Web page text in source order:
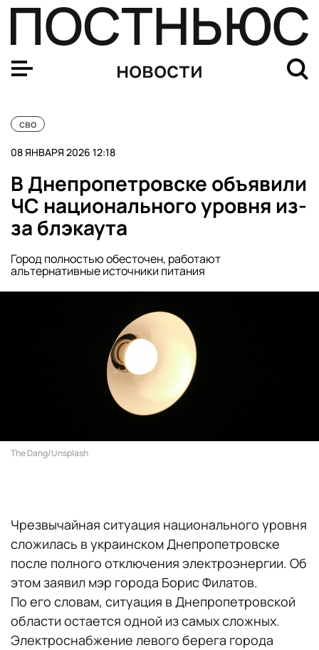
новости
сво
08 ЯНВАРЯ 2026 12:18
В Днепропетровске объявили
ЧС национального уровня из-
за блэкаута
Город полностью обесточен, работают
альтернативные источники питания
The Dang/Unsplash
Чрезвычайная ситуация национального уровня
сложилась в украинском Днепропетровске
после полного отключения электроэнергии. Об
этом заявил мэр города Борис Филатов.
По его словам, ситуация в Днепропетровской
области остается одной из самых сложных.
Электроснабжение левого берега города
Появились кадры водружения российских флагов в